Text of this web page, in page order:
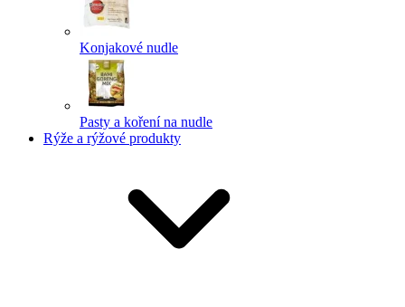
Konjakové nudle
Pasty a koření na nudle
Rýže a rýžové produkty